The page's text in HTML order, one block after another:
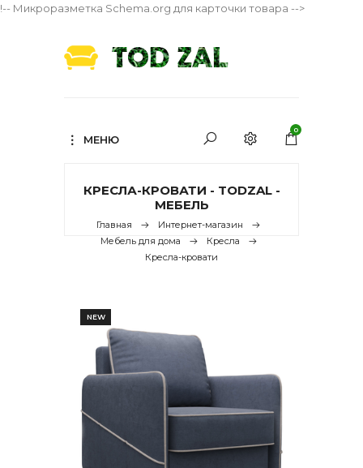
!-- Микроразметка Schema.org для карточки товара -->
МЕНЮ
0
КРЕСЛА-КРОВАТИ - TODZAL -
МЕБЕЛЬ
Главная
Интернет-магазин
Мебель для дома
Кресла
Кресла-кровати
NEW